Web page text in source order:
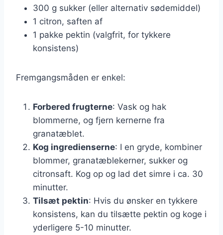
300 g sukker (eller alternativ sødemiddel)
1 citron, saften af
1 pakke pektin (valgfrit, for tykkere
konsistens)
Fremgangsmåden er enkel:
Forbered frugterne: Vask og hak
blommerne, og fjern kernerne fra
granatæblet.
Kog ingredienserne: I en gryde, kombiner
blommer, granatæblekerner, sukker og
citronsaft. Kog op og lad det simre i ca. 30
minutter.
Tilsæt pektin: Hvis du ønsker en tykkere
konsistens, kan du tilsætte pektin og koge i
yderligere 5-10 minutter.